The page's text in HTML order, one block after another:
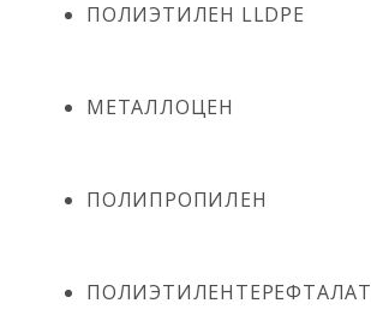
ПОЛИЭТИЛЕН LLDPE
МЕТАЛЛОЦЕН
ПОЛИПРОПИЛЕН
ПОЛИЭТИЛЕНТЕРЕФТАЛАТ